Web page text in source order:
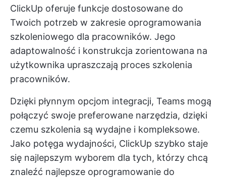
ClickUp oferuje funkcje dostosowane do
Twoich potrzeb w zakresie oprogramowania
szkoleniowego dla pracowników. Jego
adaptowalność i konstrukcja zorientowana na
użytkownika upraszczają proces szkolenia
pracowników.
Dzięki płynnym opcjom integracji, Teams mogą
połączyć swoje preferowane narzędzia, dzięki
czemu szkolenia są wydajne i kompleksowe.
Jako potęga wydajności, ClickUp szybko staje
się najlepszym wyborem dla tych, którzy chcą
znaleźć najlepsze oprogramowanie do